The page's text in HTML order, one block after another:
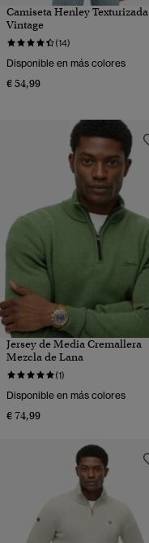
Camiseta Henley Texturizada
Vintage
(14)
Disponible en más colores
€ 54,99
Jersey de Media Cremallera
Mezcla de Lana
(1)
Disponible en más colores
€ 74,99